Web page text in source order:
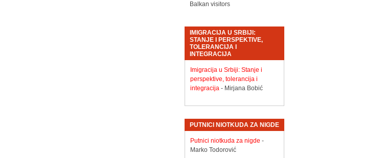
Balkan visitors
IMIGRACIJA U SRBIJI:
STANJE I PERSPEKTIVE,
TOLERANCIJA I
INTEGRACIJA
Imigracija u Srbiji: Stanje i
perspektive, tolerancija i
integracija- Mirjana Bobić
PUTNICI NIOTKUDA ZA NIGDE
Putnici niotkuda za nigde -
Marko Todorović